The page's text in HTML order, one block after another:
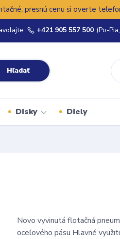
presnú cenu si overte
Hľadať
+421 905 557 500 (Po-
Disky Diely
Novo vyvinutá flotačná
oceľového pásu Hlavné